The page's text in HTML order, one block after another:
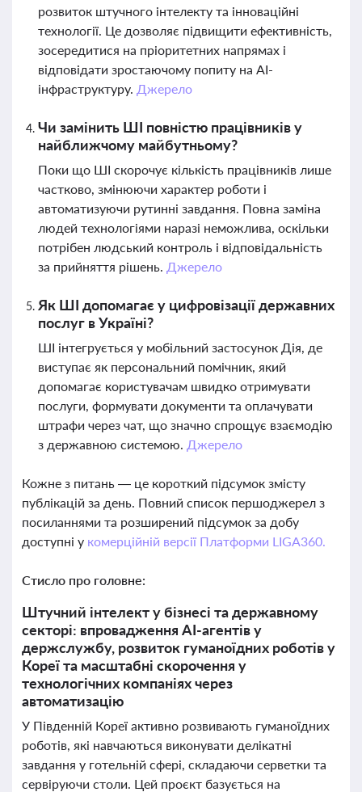
розвиток штучного інтелекту та інноваційні
технології. Це дозволяє підвищити ефективність,
зосередитися на пріоритетних напрямах і
відповідати зростаючому попиту на AI-
інфраструктуру. Джерело
Чи замінить ШІ повністю працівників у
найближчому майбутньому?
Поки що ШІ скорочує кількість працівників лише
частково, змінюючи характер роботи і
автоматизуючи рутинні завдання. Повна заміна
людей технологіями наразі неможлива, оскільки
потрібен людський контроль і відповідальність
за прийняття рішень. Джерело
Як ШІ допомагає у цифровізації державних
послуг в Україні?
ШІ інтегрується у мобільний застосунок Дія, де
виступає як персональний помічник, який
допомагає користувачам швидко отримувати
послуги, формувати документи та оплачувати
штрафи через чат, що значно спрощує взаємодію
з державною системою. Джерело
Кожне з питань — це короткий підсумок змісту
публікацій за день. Повний список першоджерел з
посиланнями та розширений підсумок за добу
доступні у комерційній версії Платформи LIGA360.
Стисло про головне:
Штучний інтелект у бізнесі та державному
секторі: впровадження AI-агентів у
держслужбу, розвиток гуманоїдних роботів у
Кореї та масштабні скорочення у
технологічних компаніях через
автоматизацію
У Південній Кореї активно розвивають гуманоїдних
роботів, які навчаються виконувати делікатні
завдання у готельній сфері, складаючи серветки та
сервіруючи столи. Цей проєкт базується на